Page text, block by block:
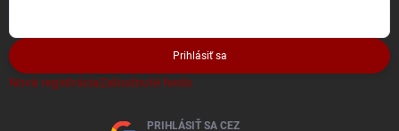
Prihlásiť sa
Nová registráciaZabudnuté heslo
PRIHLÁSIŤ SA CEZ